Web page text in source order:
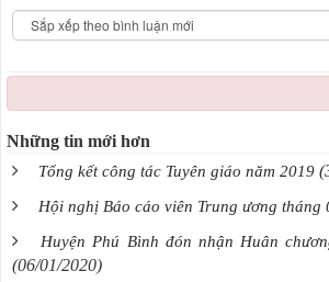
Những tin mới hơn
Tổng kết công tác Tuyên giáo năm 2019
Hội nghị Báo cáo viên Trung ương tháng
Huyện Phú Bình đón nhận Huân
(06/01/2020)